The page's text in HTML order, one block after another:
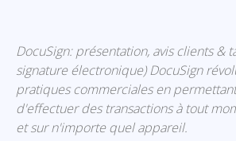
DocuSign: présentation, avis clients &
signature électronique) DocuSign
pratiques commerciales en
d'effectuer des transactions à tout
et sur n'importe quel appareil.